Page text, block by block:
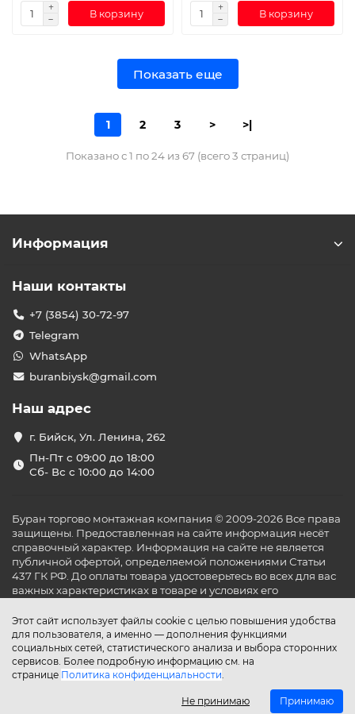
В корзину В корзину
Показать еще
1 2 3 > >|
Показано с 1 по 24 из 67 (всего 3 страниц)
Этот сайт использует файлы cookie с целью повышения удобства
для пользователя, а именно — дополнения функциями
социальных сетей, статистического анализа и выбора сторонних
сервисов. Более подробную информацию см. на
странице Политика конфиденциальности.
Не принимаю Принимаю
Информация
Наши контакты
+7 (3854) 30-72-97
Telegram
WhatsApp
buranbiysk@gmail.com
Наш адрес
г. Бийск, Ул. Ленина, 262
Пн-Пт с 09:00 до 18:00
Сб- Вс с 10:00 до 14:00
Буран торгово монтажная компания © 2009-2026 Все права
защищены. Предоставленная на сайте информация несёт
справочный характер. Информация на сайте не является
публичной офертой, определяемой положениями Статьи
437 ГК РФ. До оплаты товара удостоверьтесь во всех для вас
важных характеристиках в товаре и условиях его